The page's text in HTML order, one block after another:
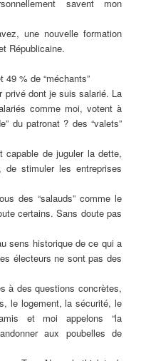
savent mon
une nouvelle formation
Républicaine.
49 % de “méchants”
privé dont je suis salarié. La
comme moi, votent à
du patronat ? des “valets”
capable de juguler la dette,
de stimuler les entreprises
des “salauds” comme le
certains. Sans doute pas
sens historique de ce qui a
électeurs ne sont pas des
à des questions concrètes,
le logement, la sécurité, le
et moi appelons “la
aux poubelles de